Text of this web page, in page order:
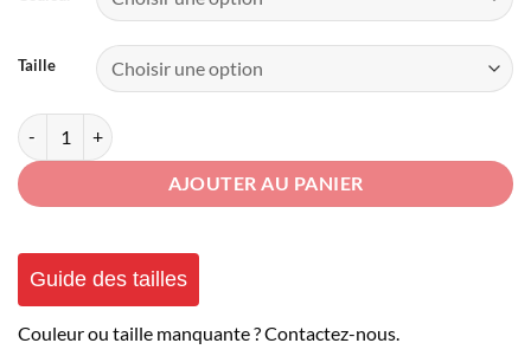
Taille
quantité de Combinaison Latex Homme avec Gaine Pénis
AJOUTER AU PANIER
Guide des tailles
Couleur ou taille manquante ? Contactez-nous.